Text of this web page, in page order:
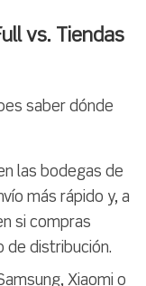
vs. Tiendas
saber dónde
las bodegas de
más rápido y, a
si compras
de distribución.
Xiaomi o